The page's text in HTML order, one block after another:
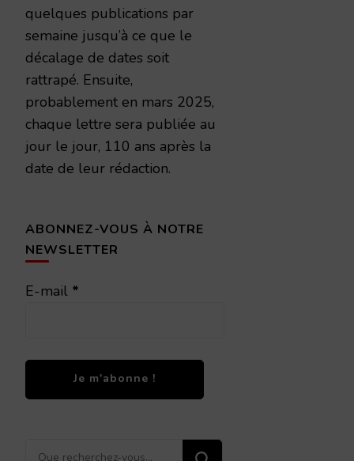
quelques publications par
semaine jusqu’à ce que le
décalage de dates soit
rattrapé. Ensuite,
probablement en mars 2025,
chaque lettre sera publiée au
jour le jour, 110 ans après la
date de leur rédaction.
ABONNEZ-VOUS À NOTRE
NEWSLETTER
E-mail *
Vous